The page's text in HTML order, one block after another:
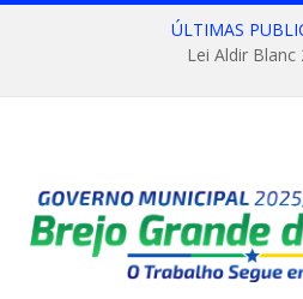
ÚLTIMAS
Lei Aldir Blanc